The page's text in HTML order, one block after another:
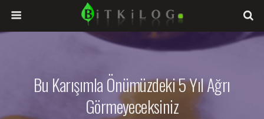
Bu Karışımla Önümüzdeki 5 Yıl Ağrı
Görmeyeceksiniz